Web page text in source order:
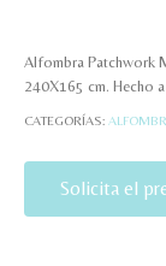
Alfombra Patchwork
240X165 cm. Hecho
CATEGORÍAS:
Solicita el